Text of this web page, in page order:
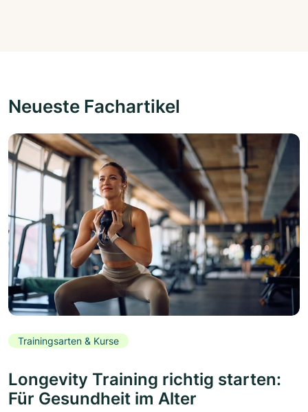
Neueste Fachartikel
Trainingsarten & Kurse
Longevity Training richtig starten:
Für Gesundheit im Alter